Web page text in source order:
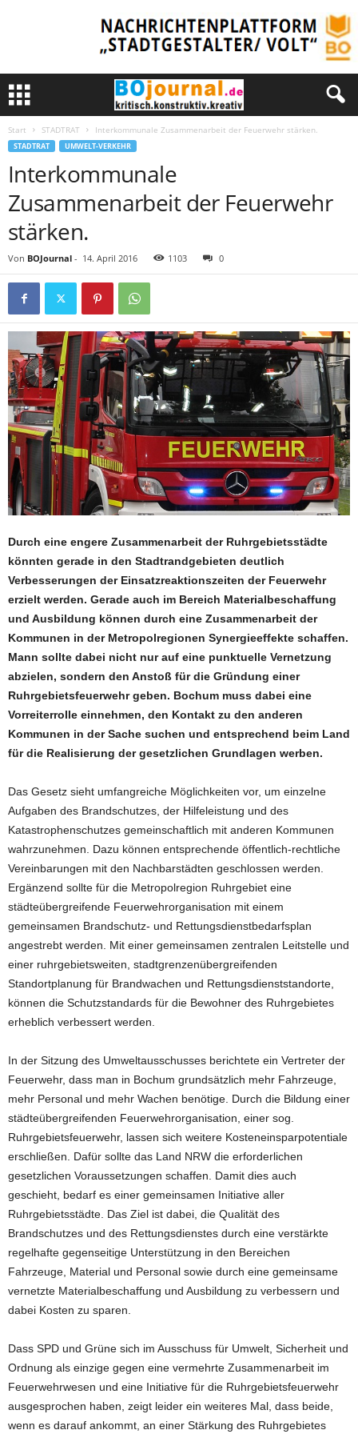
Start STADTRAT Interkommunale Zusammenarbeit der Feuerwehr stärken.
STADTRAT UMWELT-VERKEHR
Interkommunale
Zusammenarbeit der Feuerwehr
stärken.
Von BOJournal - 14. April 2016 1103 0
Durch eine engere Zusammenarbeit der Ruhrgebietsstädte
könnten gerade in den Stadtrandgebieten deutlich
Verbesserungen der Einsatzreaktionszeiten der Feuerwehr
erzielt werden. Gerade auch im Bereich Materialbeschaffung
und Ausbildung können durch eine Zusammenarbeit der
Kommunen in der Metropolregionen Synergieeffekte schaffen.
Mann sollte dabei nicht nur auf eine punktuelle Vernetzung
abzielen, sondern den Anstoß für die Gründung einer
Ruhrgebietsfeuerwehr geben. Bochum muss dabei eine
Vorreiterrolle einnehmen, den Kontakt zu den anderen
Kommunen in der Sache suchen und entsprechend beim Land
für die Realisierung der gesetzlichen Grundlagen werben.
Das Gesetz sieht umfangreiche Möglichkeiten vor, um einzelne
Aufgaben des Brandschutzes, der Hilfeleistung und des
Katastrophenschutzes gemeinschaftlich mit anderen Kommunen
wahrzunehmen. Dazu können entsprechende öffentlich-rechtliche
Vereinbarungen mit den Nachbarstädten geschlossen werden.
Ergänzend sollte für die Metropolregion Ruhrgebiet eine
städteübergreifende Feuerwehrorganisation mit einem
gemeinsamen Brandschutz- und Rettungsdienstbedarfsplan
angestrebt werden. Mit einer gemeinsamen zentralen Leitstelle und
einer ruhrgebietsweiten, stadtgrenzenübergreifenden
Standortplanung für Brandwachen und Rettungsdienststandorte,
können die Schutzstandards für die Bewohner des Ruhrgebietes
erheblich verbessert werden.
In der Sitzung des Umweltausschusses berichtete ein Vertreter der
Feuerwehr, dass man in Bochum grundsätzlich mehr Fahrzeuge,
mehr Personal und mehr Wachen benötige. Durch die Bildung einer
städteübergreifenden Feuerwehrorganisation, einer sog.
Ruhrgebietsfeuerwehr, lassen sich weitere Kosteneinsparpotentiale
erschließen. Dafür sollte das Land NRW die erforderlichen
gesetzlichen Voraussetzungen schaffen. Damit dies auch
geschieht, bedarf es einer gemeinsamen Initiative aller
Ruhrgebietsstädte. Das Ziel ist dabei, die Qualität des
Brandschutzes und des Rettungsdienstes durch eine verstärkte
regelhafte gegenseitige Unterstützung in den Bereichen
Fahrzeuge, Material und Personal sowie durch eine gemeinsame
vernetzte Materialbeschaffung und Ausbildung zu verbessern und
dabei Kosten zu sparen.
Dass SPD und Grüne sich im Ausschuss für Umwelt, Sicherheit und
Ordnung als einzige gegen eine vermehrte Zusammenarbeit im
Feuerwehrwesen und eine Initiative für die Ruhrgebietsfeuerwehr
ausgesprochen haben, zeigt leider ein weiteres Mal, dass beide,
wenn es darauf ankommt, an einer Stärkung des Ruhrgebietes